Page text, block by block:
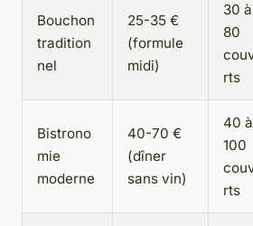
Bouchon
tradition
nel
25-35 €
(formule
midi)
30 à
80
rts
Bistrono
mie
moderne
40-70 €
(dîner
sans vin)
40 à
100
rts